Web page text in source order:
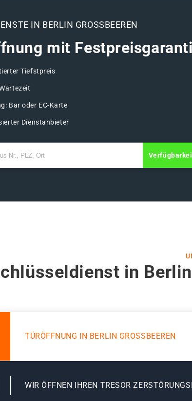
IN BERLIN GROSSBEEREN
mit
Tiefstpreis
Bar oder EC-Karte
Dienstanbieter
in
TÜRÖFFNUNG IN BERLIN GROSSBEEREN
WIR ÖFFNEN IHREN TRESOR